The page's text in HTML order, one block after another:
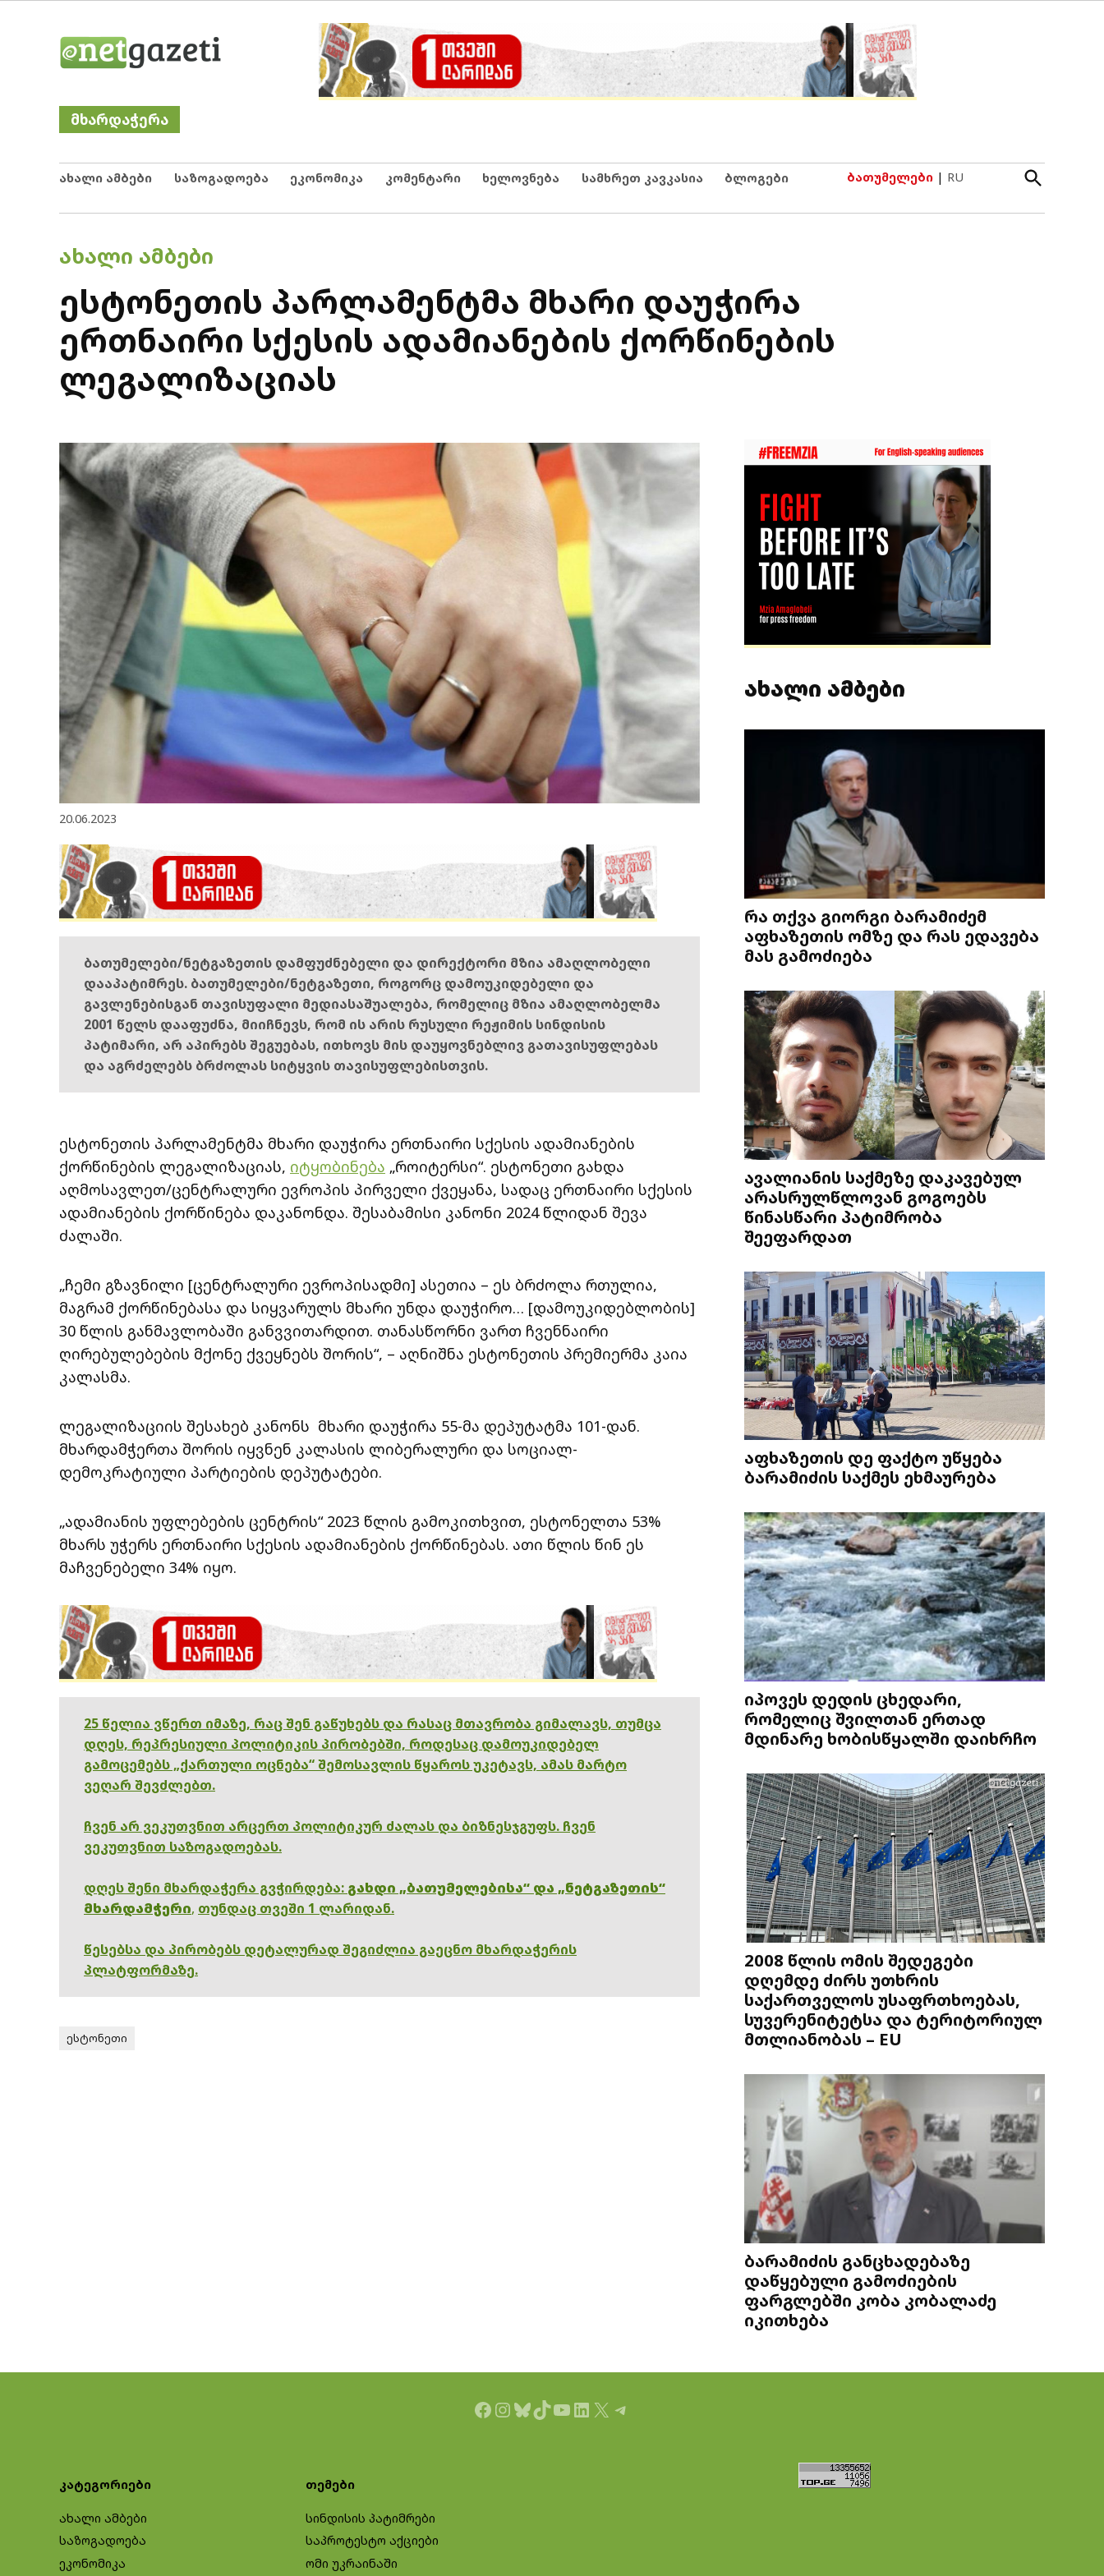
Netgazeti
მხარდაჭერა
ახალი ამბები საზოგადოება ეკონომიკა კომენტარი ხელოვნება სამხრეთ კავკასია ბლოგები ბათუმელები | RU
Open
Search
POSTED
ᲐᲮᲐᲚᲘ ᲐᲛᲑᲔᲑᲘ
ესტონეთის პარლამენტმა მხარი დაუჭირა
ერთნაირი სქესის ადამიანების ქორწინების
ლეგალიზაციას
20.06.2023
ბათუმელები/ნეტგაზეთის დამფუძნებელი და დირექტორი მზია ამაღლობელი
დააპატიმრეს. ბათუმელები/ნეტგაზეთი, როგორც დამოუკიდებელი და
გავლენებისგან თავისუფალი მედიასაშუალება, რომელიც მზია ამაღლობელმა
2001 წელს დააფუძნა, მიიჩნევს, რომ ის არის რუსული რეჟიმის სინდისის
პატიმარი, არ აპირებს შეგუებას, ითხოვს მის დაუყოვნებლივ გათავისუფლებას
და აგრძელებს ბრძოლას სიტყვის თავისუფლებისთვის.
ესტონეთის პარლამენტმა მხარი დაუჭირა ერთნაირი სქესის ადამიანების
ქორწინების ლეგალიზაციას, იტყობინება „როიტერსი“. ესტონეთი გახდა
აღმოსავლეთ/ცენტრალური ევროპის პირველი ქვეყანა, სადაც ერთნაირი სქესის
ადამიანების ქორწინება დაკანონდა. შესაბამისი კანონი 2024 წლიდან შევა
ძალაში.
„ჩემი გზავნილი [ცენტრალური ევროპისადმი] ასეთია – ეს ბრძოლა რთულია,
მაგრამ ქორწინებასა და სიყვარულს მხარი უნდა დაუჭირო… [დამოუკიდებლობის]
30 წლის განმავლობაში განვვითარდით. თანასწორნი ვართ ჩვენნაირი
ღირებულებების მქონე ქვეყნებს შორის“, – აღნიშნა ესტონეთის პრემიერმა კაია
კალასმა.
ლეგალიზაციის შესახებ კანონს მხარი დაუჭირა 55-მა დეპუტატმა 101-დან.
მხარდამჭერთა შორის იყვნენ კალასის ლიბერალური და სოციალ-
დემოკრატიული პარტიების დეპუტატები.
„ადამიანის უფლებების ცენტრის“ 2023 წლის გამოკითხვით, ესტონელთა 53%
მხარს უჭერს ერთნაირი სქესის ადამიანების ქორწინებას. ათი წლის წინ ეს
მაჩვენებელი 34% იყო.
25 წელია ვწერთ იმაზე, რაც შენ გაწუხებს და რასაც მთავრობა გიმალავს, თუმცა
დღეს, რეპრესიული პოლიტიკის პირობებში, როდესაც დამოუკიდებელ
გამოცემებს „ქართული ოცნება“ შემოსავლის წყაროს უკეტავს, ამას მარტო
ვეღარ შევძლებთ.
ჩვენ არ ვეკუთვნით არცერთ პოლიტიკურ ძალას და ბიზნესჯგუფს. ჩვენ
ვეკუთვნით საზოგადოებას.
დღეს შენი მხარდაჭერა გვჭირდება: გახდი „ბათუმელებისა“ და „ნეტგაზეთის“
მხარდამჭერი, თუნდაც თვეში 1 ლარიდან.
წესებსა და პირობებს დეტალურად შეგიძლია გაეცნო მხარდაჭერის
პლატფორმაზე.
ესტონეთი
ახალი ამბები
რა თქვა გიორგი ბარამიძემ
აფხაზეთის ომზე და რას ედავება
მას გამოძიება
ავალიანის საქმეზე დაკავებულ
არასრულწლოვან გოგოებს
წინასწარი პატიმრობა
შეეფარდათ
აფხაზეთის დე ფაქტო უწყება
ბარამიძის საქმეს ეხმაურება
იპოვეს დედის ცხედარი,
რომელიც შვილთან ერთად
მდინარე ხობისწყალში დაიხრჩო
2008 წლის ომის შედეგები
დღემდე ძირს უთხრის
საქართველოს უსაფრთხოებას,
სუვერენიტეტსა და ტერიტორიულ
მთლიანობას – EU
ბარამიძის განცხადებაზე
დაწყებული გამოძიების
ფარგლებში კობა კობალაძე
იკითხება
Facebook
Instagram
Bluesky
TikTok
YouTube
LinkedIn
X Telegram
კატეგორიები
ახალი ამბები
საზოგადოება
ეკონომიკა
თემები
სინდისის პატიმრები
საპროტესტო აქციები
ომი უკრაინაში